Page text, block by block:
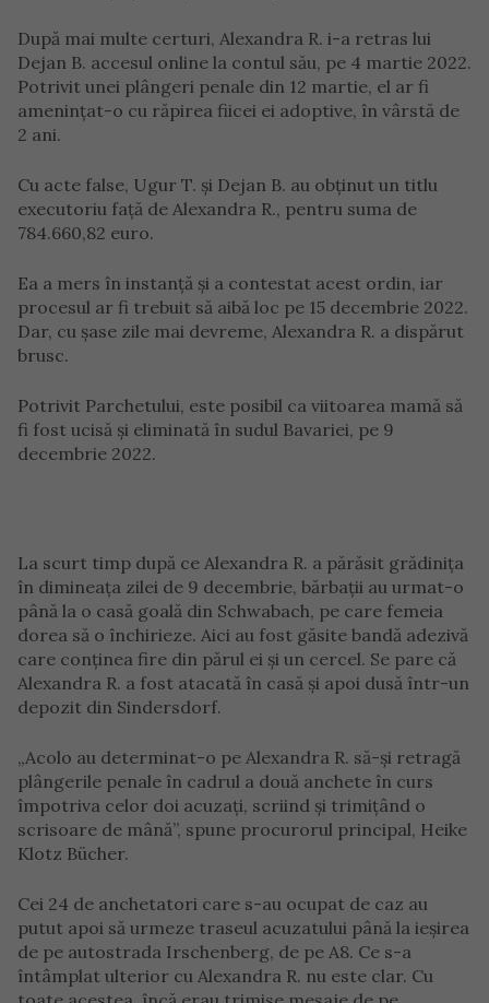
După mai multe certuri, Alexandra R. i-a retras lui
Dejan B. accesul online la contul său, pe 4 martie 2022.
Potrivit unei plângeri penale din 12 martie, el ar fi
amenințat-o cu răpirea fiicei ei adoptive, în vârstă de
2 ani.
Cu acte false, Ugur T. și Dejan B. au obținut un titlu
executoriu față de Alexandra R., pentru suma de
784.660,82 euro.
Ea a mers în instanță și a contestat acest ordin, iar
procesul ar fi trebuit să aibă loc pe 15 decembrie 2022.
Dar, cu șase zile mai devreme, Alexandra R. a dispărut
brusc.
Potrivit Parchetului, este posibil ca viitoarea mamă să
fi fost ucisă și eliminată în sudul Bavariei, pe 9
decembrie 2022.
La scurt timp după ce Alexandra R. a părăsit grădinița
în dimineața zilei de 9 decembrie, bărbații au urmat-o
până la o casă goală din Schwabach, pe care femeia
dorea să o închirieze. Aici au fost găsite bandă adezivă
care conținea fire din părul ei și un cercel. Se pare că
Alexandra R. a fost atacată în casă și apoi dusă într-un
depozit din Sindersdorf.
„Acolo au determinat-o pe Alexandra R. să-și retragă
plângerile penale în cadrul a două anchete în curs
împotriva celor doi acuzați, scriind și trimițând o
scrisoare de mână”, spune procurorul principal, Heike
Klotz Bücher.
Cei 24 de anchetatori care s-au ocupat de caz au
putut apoi să urmeze traseul acuzatului până la ieșirea
de pe autostrada Irschenberg, de pe A8. Ce s-a
întâmplat ulterior cu Alexandra R. nu este clar. Cu